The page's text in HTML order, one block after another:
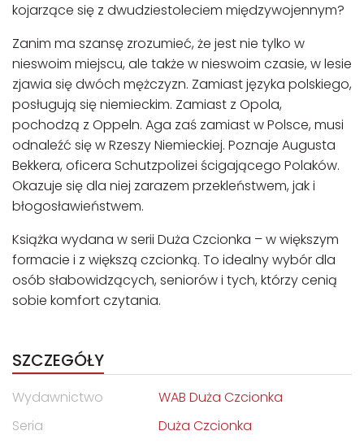
kojarzące się z dwudziesto­leciem międzywojennym?
Zanim ma szansę zrozumieć, że jest nie tylko w
nieswoim miejscu, ale także w nieswoim czasie, w lesie
zjawia się dwóch mężczyzn. Za­miast języka polskiego,
posługują się niemieckim. Zamiast z Opola,
pochodzą z Oppeln. Aga zaś zamiast w Polsce, musi
odnaleźć się w Rzeszy Niemieckiej. Poznaje Augusta
Bekkera, oficera Schutzpolizei ścigające­go Polaków.
Okazuje się dla niej zarazem przekleństwem, jak i
błogosławieństwem.
Książka wydana w serii Duża Czcionka – w większym
formacie i z większą czcionką. To idealny wybór dla
osób słabowidzących, seniorów i tych, którzy cenią
sobie komfort czytania.
SZCZEGÓŁY
Wydawnictwo
WAB Duża Czcionka
Seria
Duża Czcionka